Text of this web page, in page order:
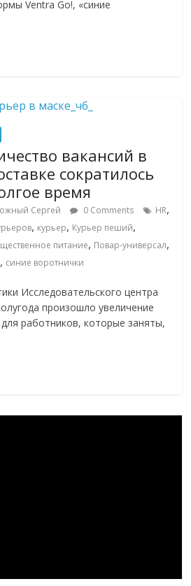
Ventra Go!, «синие
вакансий в
сократилось
время
Сергей 0 Comments HR,
, курьер, Курьер пеший,
питание, Повар-универсал,
, синие воротнички
Исследовательского центра
произошло увеличение
работников, которые заняты,